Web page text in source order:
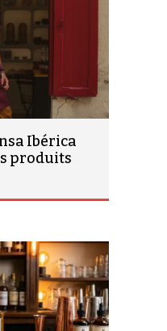
Ibérica
produits